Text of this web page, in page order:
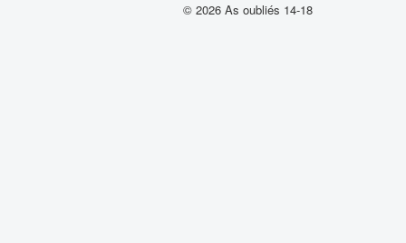
© 2026 As oubliés 14-18